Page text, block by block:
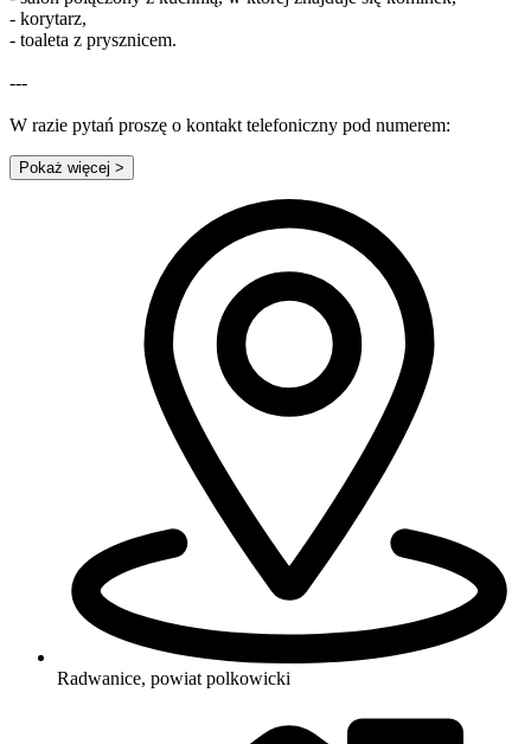
- korytarz,
- toaleta z prysznicem.
---
W razie pytań proszę o kontakt telefoniczny pod numerem:
Pokaż więcej >
Radwanice, powiat polkowicki